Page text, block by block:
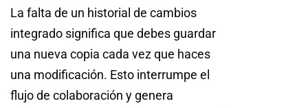
La falta de un historial de cambios
integrado significa que debes guardar
una nueva copia cada vez que haces
una modificación. Esto interrumpe el
flujo de colaboración y genera